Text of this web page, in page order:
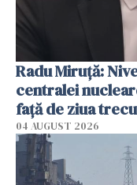
Radu Miruţă:
centralei
faţă de ziua
04 AUGUST 2026